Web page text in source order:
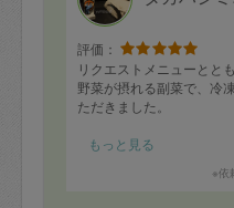
評価：
リクエストメニューととも
野菜が摂れる副菜で、冷
ただきました。
すると下記のように。
もっと見る
※依